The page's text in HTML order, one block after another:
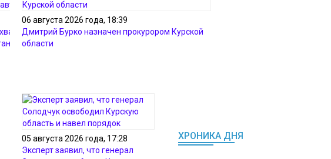
после
06 августа 2026 года, 18:39
Дмитрий Бурко назначен прокурором Курской
области
05 августа 2026 года, 17:28
Эксперт заявил, что генерал
ХРОНИКА ДНЯ